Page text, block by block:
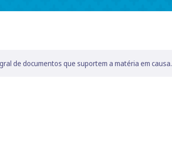
de documentos que suportem a matéria em causa.